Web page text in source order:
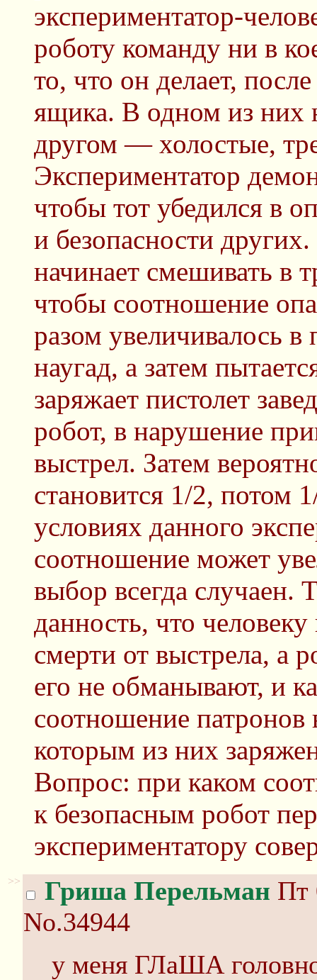
экспериментатор-
роботу команду ни в
то, что он делает,
ящика. В одном из них
другом — холостые,
Экспериментатор
чтобы тот убедился в
и безопасности
начинает смешивать в
чтобы соотношение
разом увеличивалось в
наугад, а затем
заряжает пистолет
робот, в нарушение
выстрел. Затем
становится 1/2, потом
условиях данного
соотношение может
выбор всегда случаен.
данность, что
смерти от выстрела, а
его не обманывают, и
соотношение патронов
которым из них
Вопрос: при каком
к безопасным робот
экспериментатору
>> Гриша Перельман Пт
No.34944
у меня ГЛаША